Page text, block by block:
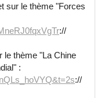
sur le thème "Forces
://
le thème "La Chine
:
://